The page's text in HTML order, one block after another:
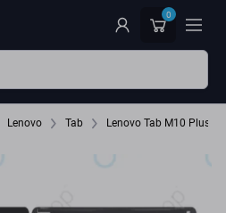
0
Lenovo Tab Lenovo Tab M10 Plus